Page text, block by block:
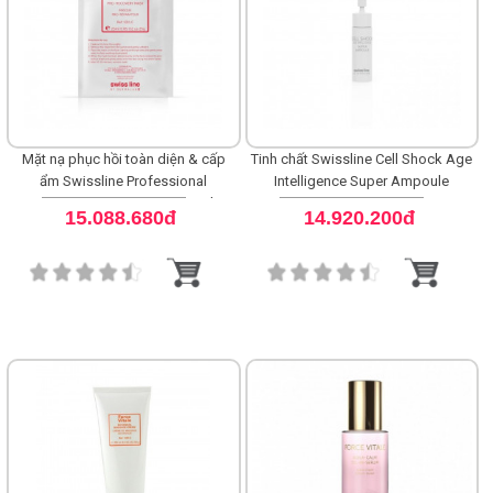
Mặt nạ phục hồi toàn diện & cấp
ẩm Swissline Professional
Treatment Pro-Recovery Mask
15.088.680đ
Tinh chất Swissline Cell Shock Age
Intelligence Super Ampoule
14.920.200đ